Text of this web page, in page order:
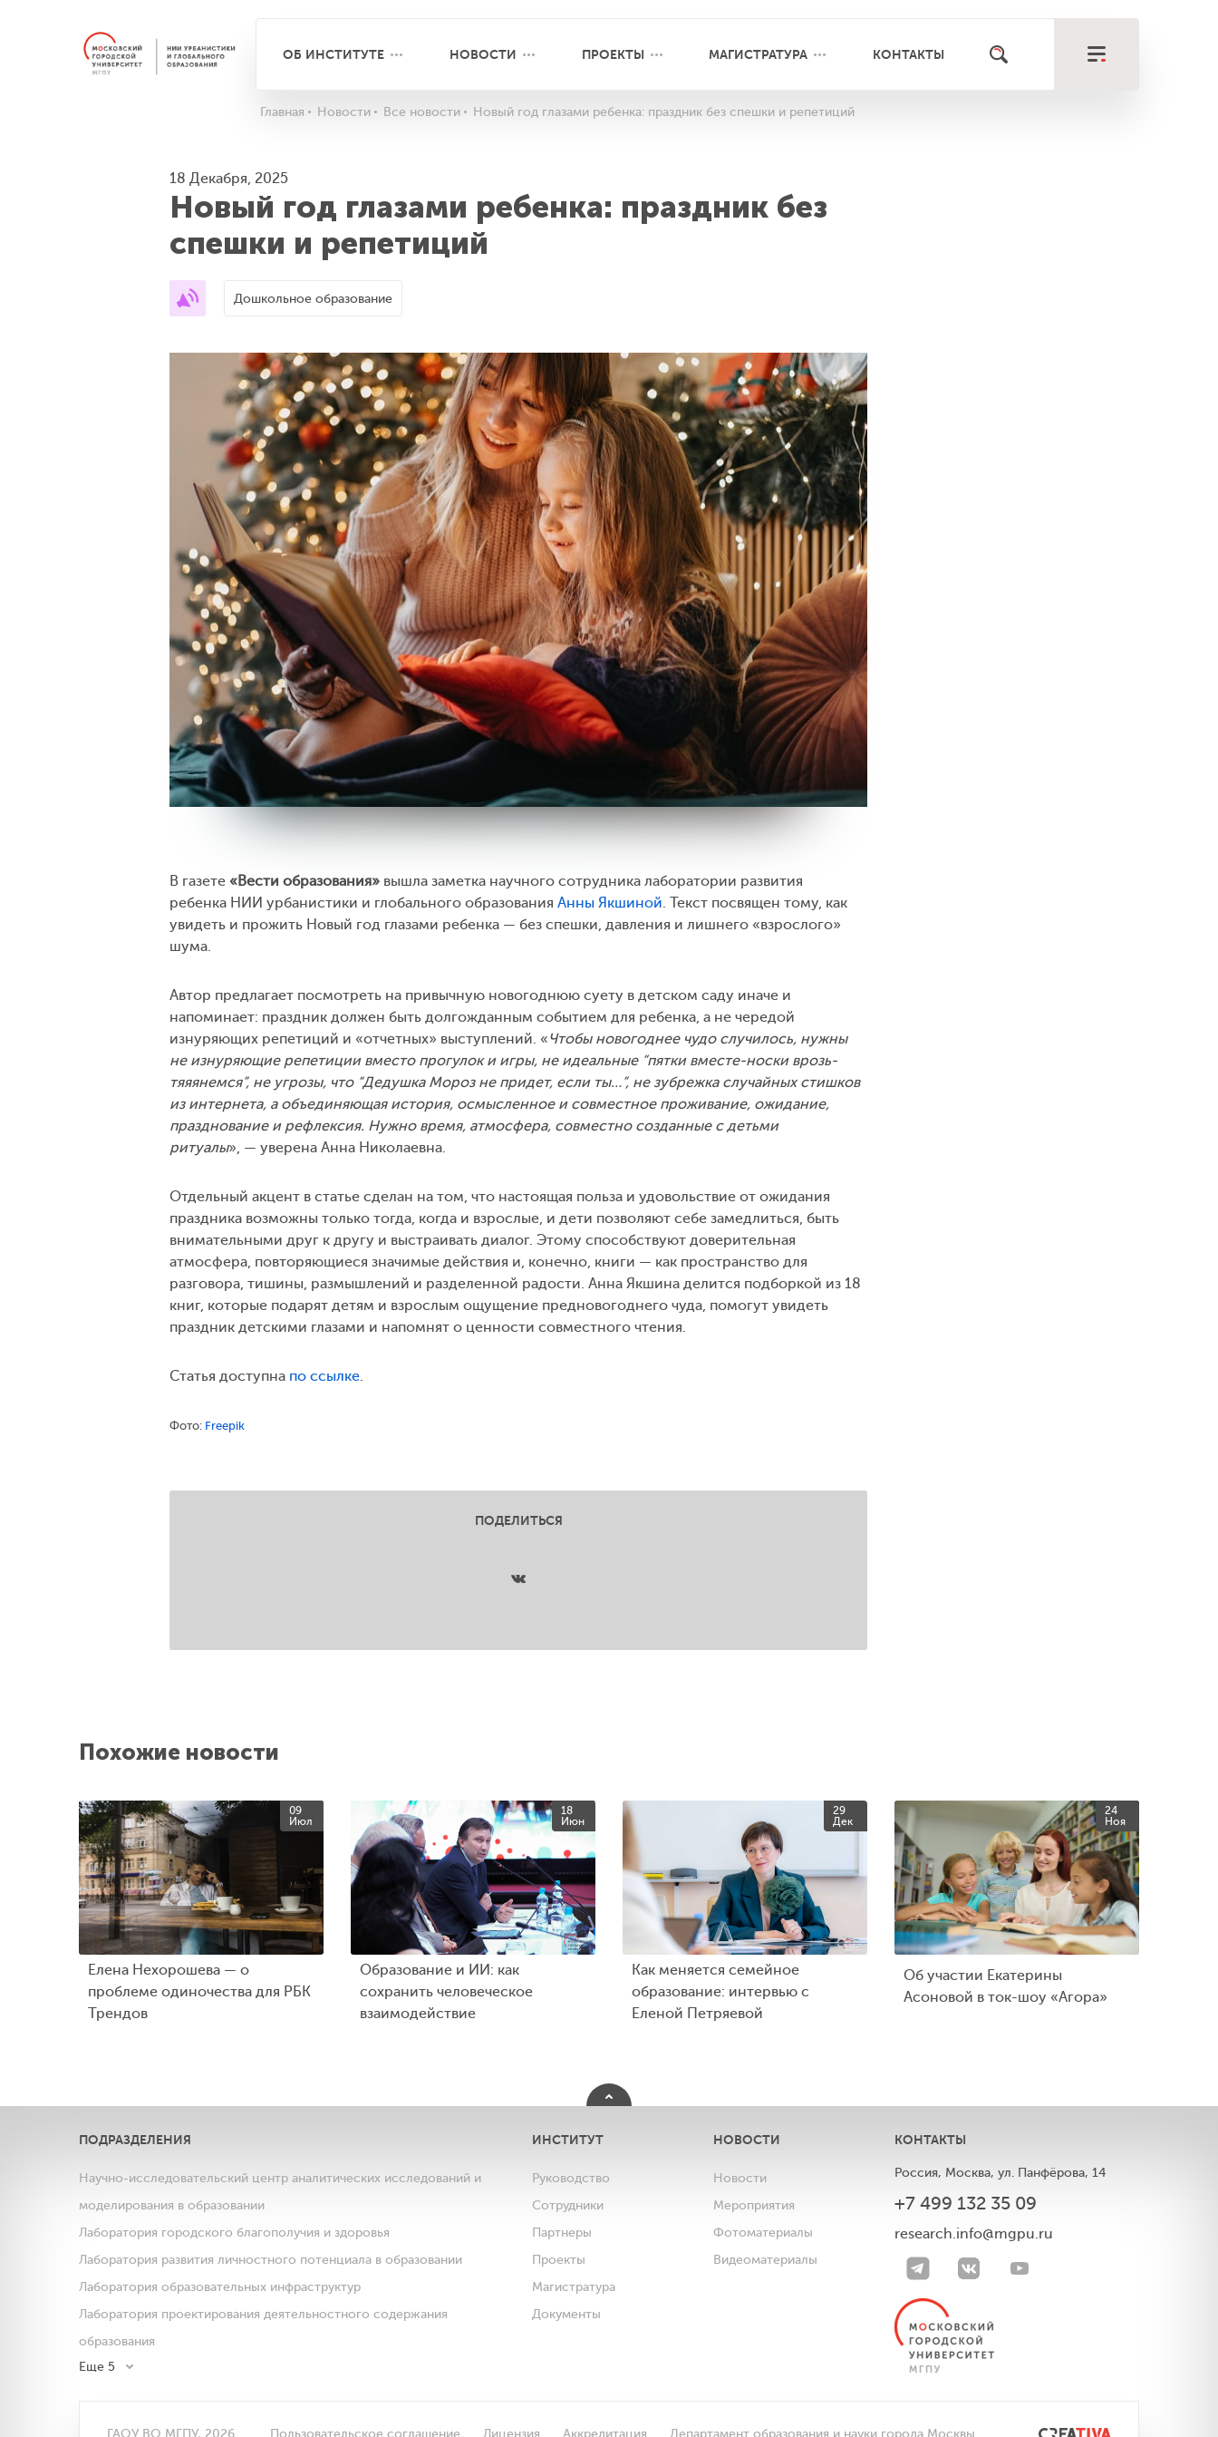
ОБ ИНСТИТУТЕ НОВОСТИ ПРОЕКТЫ МАГИСТРАТУРА КОНТАКТЫ
Главная Новости Все новости Новый год глазами ребенка: праздник без спешки и репетиций
18 Декабря, 2025
Новый год глазами ребенка: праздник без
спешки и репетиций
Дошкольное образование
В газете «Вести образования» вышла заметка научного сотрудника лаборатории развития
ребенка НИИ урбанистики и глобального образования Анны Якшиной . Текст посвящен тому, как
увидеть и прожить Новый год глазами ребенка — без спешки, давления и лишнего «взрослого»
шума.
Автор предлагает посмотреть на привычную новогоднюю суету в детском саду иначе и
напоминает: праздник должен быть долгожданным событием для ребенка, а не чередой
изнуряющих репетиций и «отчетных» выступлений. «Чтобы новогоднее чудо случилось, нужны
не изнуряющие репетиции вместо прогулок и игры, не идеальные “пятки вместе-носки врозь-
тяяянемся”, не угрозы, что “Дедушка Мороз не придет, если ты…”, не зубрежка случайных стишков
из интернета, а объединяющая история, осмысленное и совместное проживание, ожидание,
празднование и рефлексия. Нужно время, атмосфера, совместно созданные с детьми
ритуалы», — уверена Анна Николаевна.
Отдельный акцент в статье сделан на том, что настоящая польза и удовольствие от ожидания
праздника возможны только тогда, когда и взрослые, и дети позволяют себе замедлиться, быть
внимательными друг к другу и выстраивать диалог. Этому способствуют доверительная
атмосфера, повторяющиеся значимые действия и, конечно, книги — как пространство для
разговора, тишины, размышлений и разделенной радости. Анна Якшина делится подборкой из 18
книг, которые подарят детям и взрослым ощущение предновогоднего чуда, помогут увидеть
праздник детскими глазами и напомнят о ценности совместного чтения.
Статья доступна по ссылке
Фото: Freepik
ПОДЕЛИТЬСЯ
Похожие новости
09
Июл
Елена Нехорошева — о
проблеме одиночества для РБК
Трендов
18
Июн
Образование и ИИ: как
сохранить человеческое
взаимодействие
29
Дек
Как меняется семейное
образование: интервью с
Еленой Петряевой
24
Ноя
Об участии Екатерины
Асоновой в ток-шоу «Агора»
ПОДРАЗДЕЛЕНИЯ
Научно-исследовательский центр аналитических исследований и
моделирования в образовании
Лаборатория городского благополучия и здоровья
Лаборатория развития личностного потенциала в образовании
Лаборатория образовательных инфраструктур
Лаборатория проектирования деятельностного содержания
образования
Еще 5
ИНСТИТУТ
Руководство
Сотрудники
Партнеры
Проекты
Магистратура
Документы
НОВОСТИ
Новости
Мероприятия
Фотоматериалы
Видеоматериалы
КОНТАКТЫ
Россия, Москва, ул. Панфёрова, 14
+7 499 132 35 09
research.info@mgpu.ru
ГАОУ ВО МГПУ, 2026 Пользовательское соглашение Лицензия Аккредитация Департамент образования и науки города Москвы